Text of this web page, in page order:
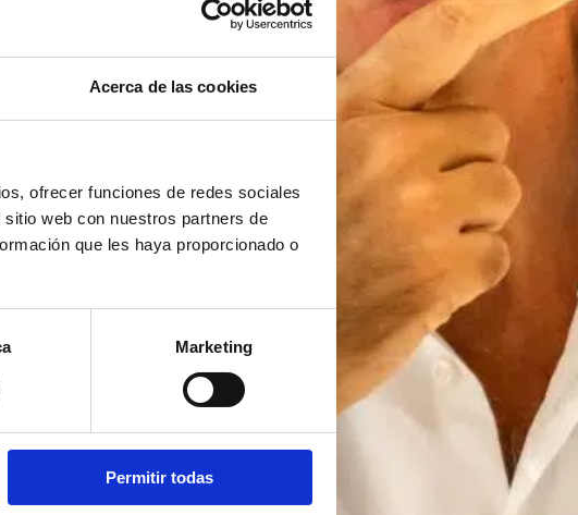
Acerca de las cookies
ofrecer funciones de redes sociales
web con nuestros partners de
que les haya proporcionado o
Marketing
Permitir todas